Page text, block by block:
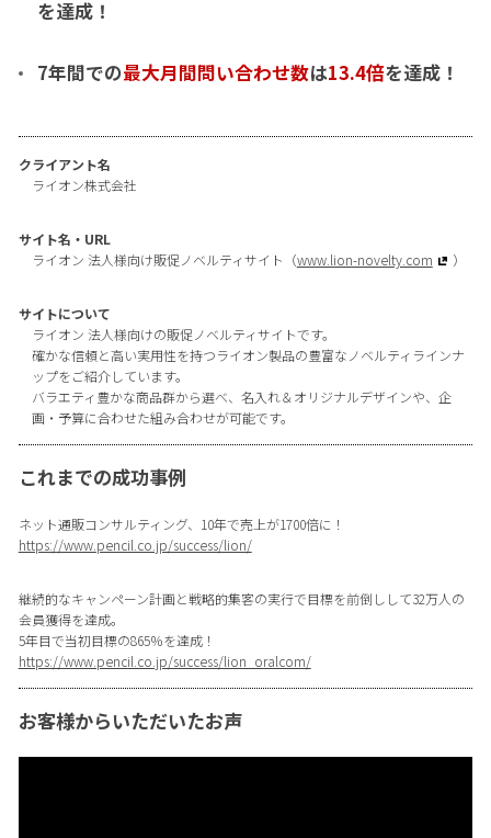
を達成！
7年間での最大月間問い合わせ数は13.4倍を達成！
クライアント名
ライオン株式会社
サイト名・URL
ライオン 法人様向け販促ノベルティサイト（www.lion-novelty.com ）
サイトについて
ライオン 法人様向けの販促ノベルティサイトです。
確かな信頼と高い実用性を持つライオン製品の豊富なノベルティラインナ
ップをご紹介しています。
バラエティ豊かな商品群から選べ、名入れ＆オリジナルデザインや、企
画・予算に合わせた組み合わせが可能です。
これまでの成功事例
ネット通販コンサルティング、10年で売上が1700倍に！
https://www.pencil.co.jp/success/lion/
継続的なキャンペーン計画と戦略的集客の実行で目標を前倒しして32万人の
会員獲得を達成。
5年目で当初目標の865％を達成！
https://www.pencil.co.jp/success/lion_oralcom/
お客様からいただいたお声